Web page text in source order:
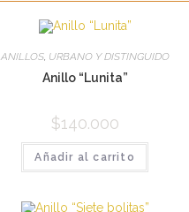
ANILLOS, URBANO Y DISTINGUIDO
Anillo “Lunita”
$140.000
Añadir al carrito